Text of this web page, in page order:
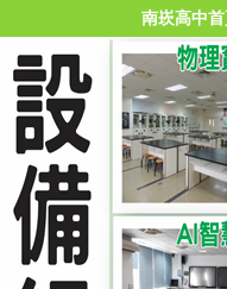
南崁高中